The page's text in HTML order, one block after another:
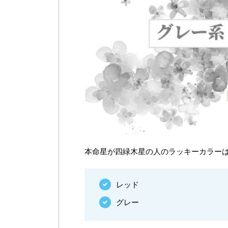
本命星が四緑木星の人のラッキーカラー
レッド
グレー